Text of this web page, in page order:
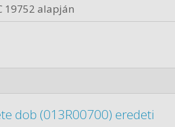
19752 alapján
dob (013R00700) eredeti